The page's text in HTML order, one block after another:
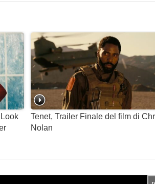
Tenet, Trailer Finale del film di
Nolan